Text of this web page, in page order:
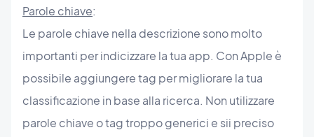
Parole chiave:
Le parole chiave nella descrizione sono molto
importanti per indicizzare la tua app. Con Apple è
possibile aggiungere tag per migliorare la tua
classificazione in base alla ricerca. Non utilizzare
parole chiave o tag troppo generici e sii preciso